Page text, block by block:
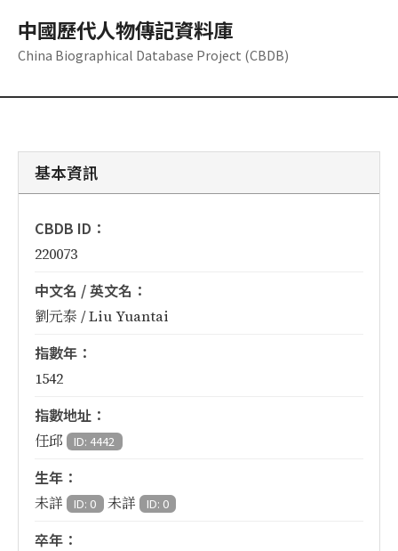
中國歷代人物傳記資料庫
China Biographical Database Project (CBDB)
基本資訊
CBDB ID：
220073
中文名 / 英文名：
劉元泰 / Liu Yuantai
指數年：
1542
指數地址：
任邱 ID: 4442
生年：
未詳 ID: 0 未詳 ID: 0
卒年：